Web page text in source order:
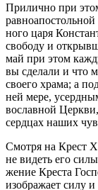
При­лич­но при
но­го царя
сво­бо­ду и
май при этом
вы сде­ла­ли и что
сво­е­го храма; а
ней мере,
во­слав­ной
серд­цах наших
Смот­ря на Крест
не ви­деть его
же­ние Кре­ста
изоб­ра­жа­ет силу